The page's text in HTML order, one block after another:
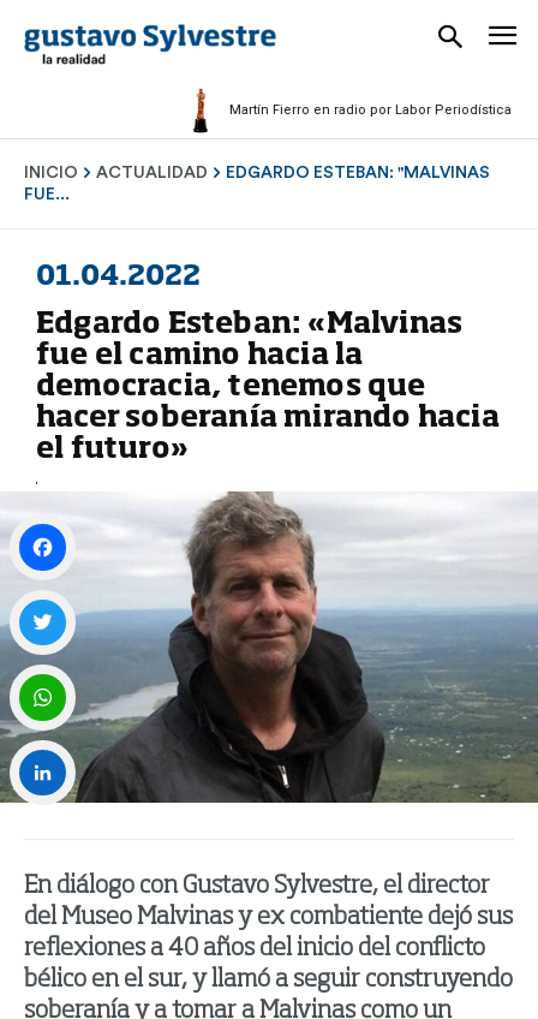
Martín Fierro en radio por Labor Periodística
INICIO ACTUALIDAD
EDGARDO ESTEBAN: "MALVINAS
FUE...
01.04.2022
Edgardo Esteban: «Malvinas
fue el camino hacia la
democracia, tenemos que
hacer soberanía mirando hacia
el futuro»
En diálogo con Gustavo Sylvestre, el director
del Museo Malvinas y ex combatiente dejó sus
reflexiones a 40 años del inicio del conflicto
bélico en el sur, y llamó a seguir construyendo
soberanía y a tomar a Malvinas como un
Facebook
Twitter
WhatsApp